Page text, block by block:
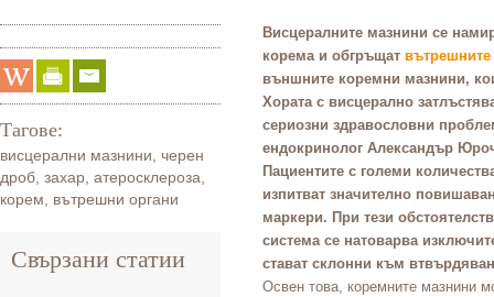
Висцералните мазнини се
корема и обгръщат вътрешните
външните коремни мазнини,
Хората с висцерално
сериозни здравословни
ендокринолог Александър
Пациентите с големи
изпитват значително
маркери. При тези
система се натоварва
стават склонни към
Освен това, коремните мазнини
Тагове:
висцерални мазнини черен
дроб захар атеросклероза
корем
вътрешни органи
Свързани статии